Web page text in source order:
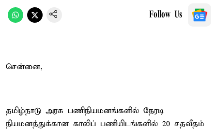
Follow Us
சென்னை,
தமிழ்நாடு அரசு பணிநியமனங்களில் நேரடி
நியமனத்துக்கான காலிப் பணியிடங்களில் 20 சதவீதம்